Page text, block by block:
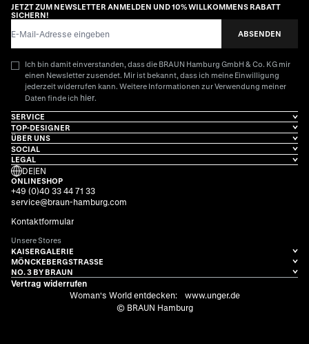
JETZT ZUM NEWSLETTER ANMELDEN UND 10% WILLKOMMENS RABATT
SICHERN!
ABSENDEN
Ich bin damit einverstanden, dass die BRAUN Hamburg GmbH & Co. KG mir
einen Newsletter zusendet. Mir ist bekannt, dass ich meine Einwilligung
jederzeit widerrufen kann. Weitere Informationen zur Verwendung meiner
Daten finde ich hier.
SERVICE
TOP-DESIGNER
ÜBER UNS
SOCIAL
LEGAL
DE|EN
ONLINESHOP
+49 (0)40 33 44 71 33
service@braun-hamburg.com
Kontaktformular
Unsere Stores
KAISERGALERIE
MÖNCKEBERGSTRASSE
NO. 3 BY BRAUN
Vertrag widerrufen
Woman's World entdecken:
www.unger.de
© BRAUN Hamburg